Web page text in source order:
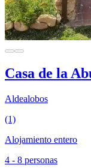
Casa de la
Aldealobos
(1)
Alojamiento entero
4 - 8 personas